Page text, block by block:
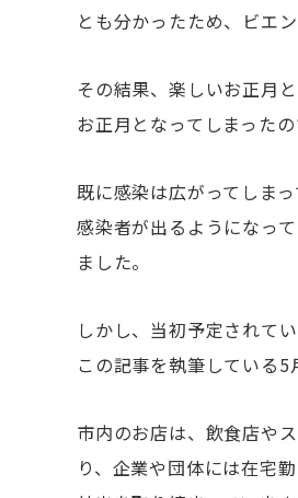
とも分かったため、ビエ
その結果、楽しいお正月
お正月となってしまったの
既に感染は広がってしま
感染者が出るようになっ
ました。
しかし、当初予定されて
この記事を執筆している5
市内のお店は、飲食店や
り、企業や団体には在宅